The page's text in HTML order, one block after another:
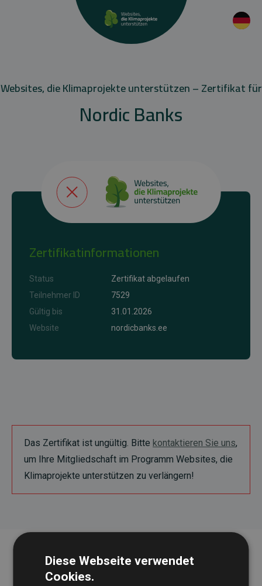
Websites, die Klimaprojekte unterstützen – Zertifikat für
Nordic Banks
Zertifikatinformationen
Status
Zertifikat abgelaufen
Teilnehmer ID
7529
Gültig bis
31.01.2026
Website
nordicbanks.ee
Das Zertifikat ist ungültig. Bitte kontaktieren Sie uns,
um Ihre Mitgliedschaft im Programm Websites, die
Klimaprojekte unterstützen zu verlängern!
Diese Webseite verwendet
Cookies.